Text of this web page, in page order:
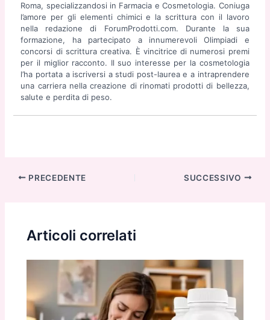
Roma, specializzandosi in Farmacia e Cosmetologia. Coniuga
l’amore per gli elementi chimici e la scrittura con il lavoro
nella redazione di ForumProdotti.com. Durante la sua
formazione, ha partecipato a innumerevoli Olimpiadi e
concorsi di scrittura creativa. È vincitrice di numerosi premi
per il miglior racconto. Il suo interesse per la cosmetologia
l’ha portata a iscriversi a studi post-laurea e a intraprendere
una carriera nella creazione di rinomati prodotti di bellezza,
salute e perdita di peso.
Navigazione
PRECEDENTE SUCCESSIVO
Articoli correlati